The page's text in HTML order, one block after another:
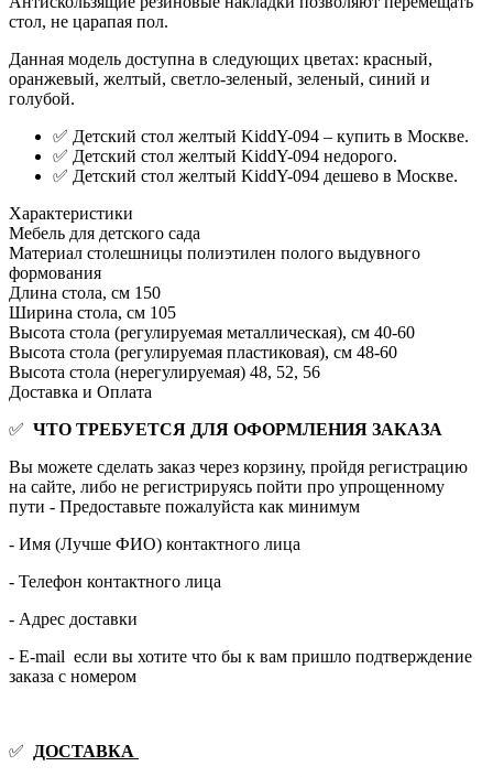
стол, не царапая пол.
Данная модель доступна в следующих цветах: красный,
оранжевый, желтый, светло-зеленый, зеленый, синий и
голубой.
✅ Детский стол желтый KiddY-094 – купить в Москве.
✅ Детский стол желтый KiddY-094 недорого.
✅ Детский стол желтый KiddY-094 дешево в Москве.
Характеристики
Мебель для детского сада
Материал столешницы полиэтилен полого выдувного
формования
Длина стола, см 150
Ширина стола, см 105
Высота стола (регулируемая металлическая), см 40-60
Высота стола (регулируемая пластиковая), см 48-60
Высота стола (нерегулируемая) 48, 52, 56
Доставка и Оплата
✅ ЧТО ТРЕБУЕТСЯ ДЛЯ ОФОРМЛЕНИЯ ЗАКАЗА
Вы можете сделать заказ через корзину, пройдя регистрацию
на сайте, либо не регистрируясь пойти про упрощенному
пути - Предоставьте пожалуйста как минимум
- Имя (Лучше ФИО) контактного лица
- Телефон контактного лица
- Адрес доставки
- E-mail если вы хотите что бы к вам пришло подтверждение
заказа с номером
✅
ДОСТАВКА